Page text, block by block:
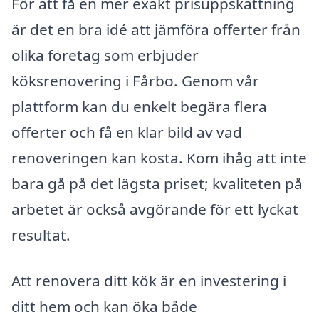
är det en bra idé att jämföra offerter från
olika företag som erbjuder
köksrenovering i Fårbo. Genom vår
plattform kan du enkelt begära flera
offerter och få en klar bild av vad
renoveringen kan kosta. Kom ihåg att inte
bara gå på det lägsta priset; kvaliteten på
arbetet är också avgörande för ett lyckat
resultat.
Att renovera ditt kök är en investering i
ditt hem och kan öka både